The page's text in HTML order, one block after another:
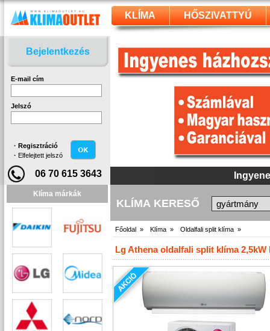
KLÍMA HŐSZIVATTYÚ
Bejelentkezés
E-mail cím
Jelszó
· Regisztráció
· Elfelejtett jelszó
06 70 615 3643
Klíma márkák
KLÍMA KERESŐ
Főoldal » Klíma » Oldalfali split klíma »
Lg Athena oldalfali split klíma 2,5kW